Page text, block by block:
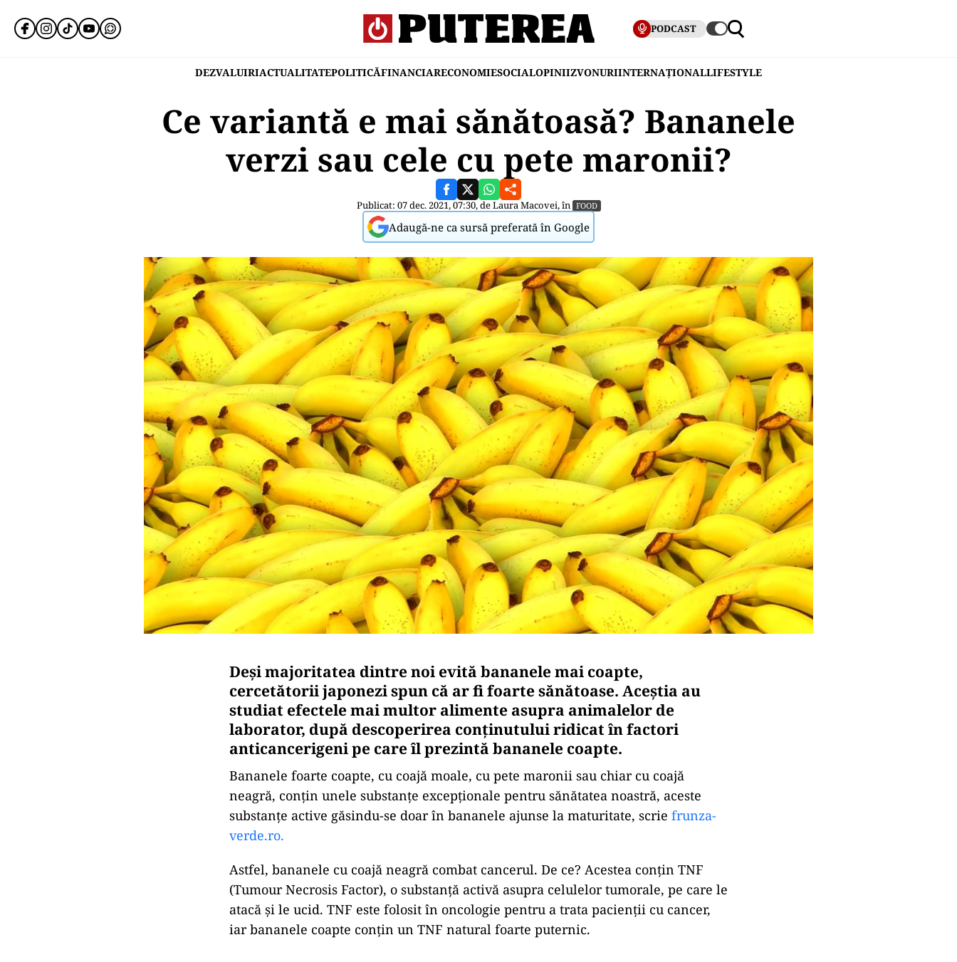
PODCAST
DEZVALUIRIACTUALITATEPOLITICĂFINANCIARECONOMIESOCIALOPINIIZVONURIINTERNAȚIONALLIFESTYLE
Ce variantă e mai sănătoasă? Bananele
verzi sau cele cu pete maronii?
Publicat: 07 dec. 2021, 07:30, deLaura Macovei, în FOOD
Adaugă-ne ca sursă preferată în Google
Deși majoritatea dintre noi evită bananele mai coapte,
cercetătorii japonezi spun că ar fi foarte sănătoase. Aceștia au
studiat efectele mai multor alimente asupra animalelor de
laborator, după descoperirea conţinutului ridicat în factori
anticancerigeni pe care îl prezintă bananele coapte.
Bananele foarte coapte, cu coajă moale, cu pete maronii sau chiar cu coajă
neagră, conţin unele substanţe excepţionale pentru sănătatea noastră, aceste
substanţe active găsindu-se doar în bananele ajunse la maturitate, scrie frunza-
verde.ro.
Astfel, bananele cu coajă neagră combat cancerul. De ce? Acestea conţin TNF
(Tumour Necrosis Factor), o substanţă activă asupra celulelor tumorale, pe care le
atacă şi le ucid. TNF este folosit în oncologie pentru a trata pacienţii cu cancer,
iar bananele coapte conţin un TNF natural foarte puternic.